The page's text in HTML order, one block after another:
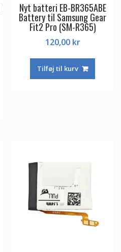
Nyt batteri EB-BR365ABE
Battery til Samsung Gear
Fit2 Pro (SM-R365)
120,00 kr
Tilføj til kurv